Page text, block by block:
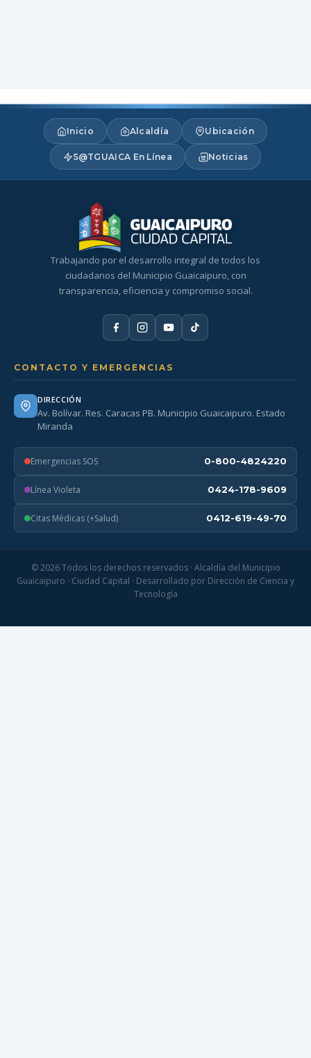
Inicio Alcaldía Ubicación
S@TGUAICA En Línea Noticias
Trabajando por el desarrollo integral de todos los
ciudadanos del Municipio Guaicaipuro, con
transparencia, eficiencia y compromiso social.
CONTACTO Y EMERGENCIAS
DIRECCIÓN
Av. Bolívar. Res. Caracas PB. Municipio Guaicaipuro. Estado
Miranda
Emergencias SOS 0-800-4824220
Línea Violeta 0424-178-9609
Citas Médicas (+Salud) 0412-619-49-70
© 2026 Todos los derechos reservados · Alcaldía del Municipio
Guaicaipuro · Ciudad Capital · Desarrollado por Dirección de Ciencia y
Tecnología